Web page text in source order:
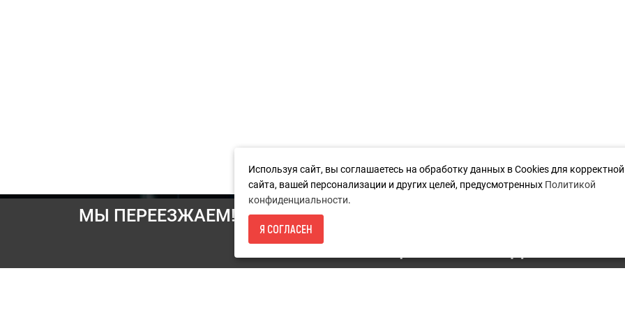
МЫ ПЕРЕЕЗЖАЕМ! С 21 ИЮЛЯ МАГАЗИН БУДЕТ РАБОТАТЬ ПО
ИНФОРМАЦИЯ О ПЕРЕЕЗДЕ ПО
Информация
Акции
Используя сайт, вы соглашаетесь на обработку данных в Cookies для
сайта, вашей персонализации и других целей, предусмотренных Политикой
конфиденциальности.
Я СОГЛАСЕН